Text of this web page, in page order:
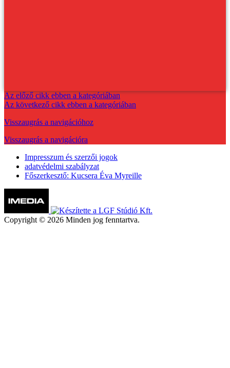
Az előző cikk ebben a kategóriában
Az következő cikk ebben a kategóriában
Visszaugrás a navigációhoz
Visszaugrás a navigációra
Impresszum és szerzői jogok
adatvédelmi szabályzat
Főszerkesztő: Kucsera Éva Myreille
Copyright © 2026 Minden jog fenntartva.